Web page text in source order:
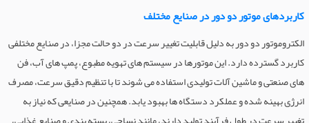
کاربردهای موتور دو دور در صنایع مختلف
الکتروموتور دو دور به دلیل قابلیت تغییر سرعت در دو حالت مجزا، در صنایع مختلفی
کاربرد گسترده دارد. این موتورها در سیستم های تهویه مطبوع، پمپ های آب، فن
های صنعتی و ماشین آلات تولیدی استفاده می شوند تا با تنظیم دقیق سرعت، مصرف
انرژی بهینه شده و عملکرد دستگاه ها بهبود یابد. همچنین در صنایعی که نیاز به